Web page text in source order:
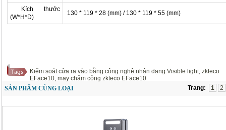
Kích thước
(W*H*D)
130 * 119 * 28 (mm) / 130 * 119 * 55 (mm)
Kiểm soát cửa ra vào bằng công nghệ nhận dạng Visible light, zkteco
EFace10, may chấm công zkteco EFace10
Trang:
1 2
SẢN PHẨM CÙNG LOẠI